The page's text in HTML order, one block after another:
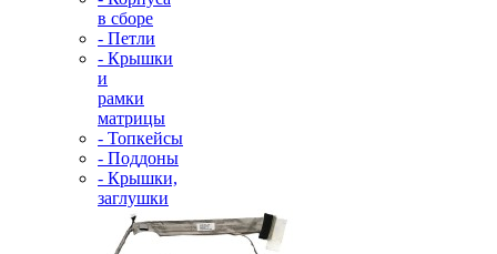
в сборе
- Петли
- Крышки
и
рамки
матрицы
- Топкейсы
- Поддоны
- Крышки,
заглушки